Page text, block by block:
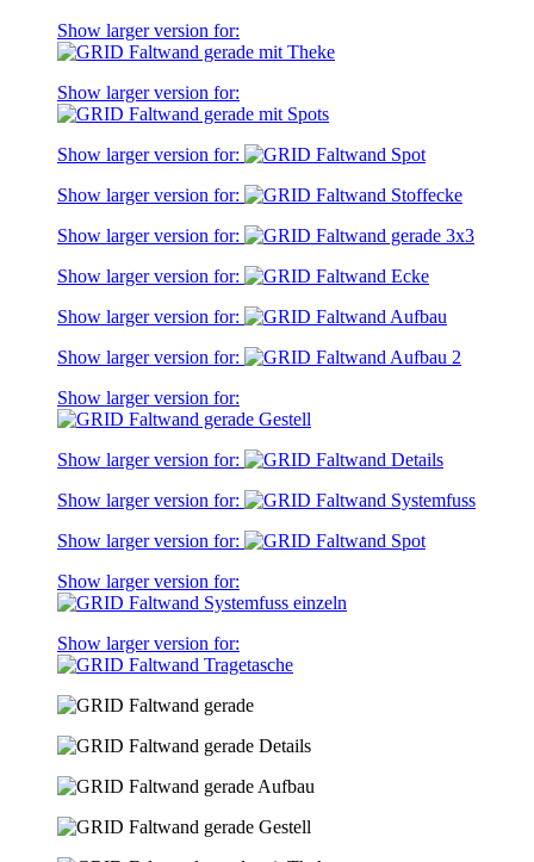
Show larger version for:
Show larger version for:
Show larger version for:
Show larger version for:
Show larger version for:
Show larger version for:
Show larger version for:
Show larger version for:
Show larger version for:
Show larger version for:
Show larger version for:
Show larger version for:
Show larger version for:
Show larger version for: